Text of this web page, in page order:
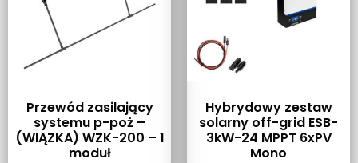
Przewód zasilający
systemu p-poż –
(WIĄZKA) WZK-200 – 1
moduł
Hybrydowy zestaw
solarny off-grid ESB-
3kW-24 MPPT 6xPV
Mono